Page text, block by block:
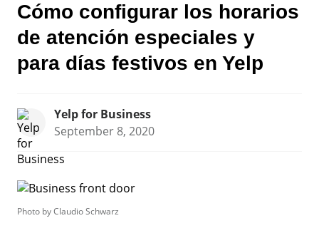
Cómo configurar los horarios
de atención especiales y
para días festivos en Yelp
Yelp for Business
September 8, 2020
Photo by Claudio Schwarz